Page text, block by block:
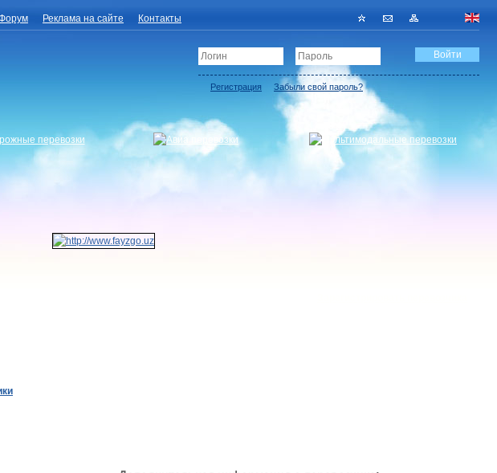
Реклама на сайте Контакты
Регистрация Забыли свой пароль?